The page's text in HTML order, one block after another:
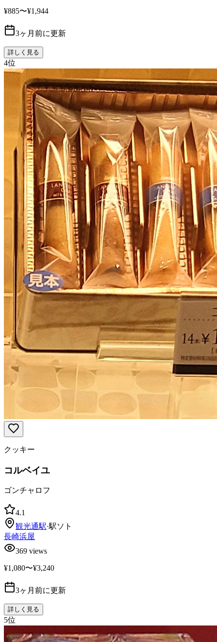
¥885〜¥1,944
3ヶ月前に更新
詳しく見る
4位
クッキー
コルベイユ
ゴンチャロフ
4.1
観光通駅·駅ソト
長崎浜屋
369 views
¥1,080〜¥3,240
3ヶ月前に更新
詳しく見る
5位